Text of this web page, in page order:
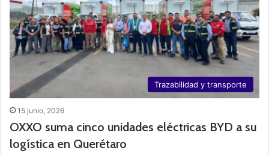
Trazabilidad y transporte
15 junio, 2026
OXXO suma cinco unidades eléctricas BYD a su
logística en Querétaro